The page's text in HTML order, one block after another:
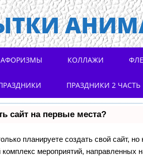
АФОРИЗМЫ КОЛЛАЖИ
ПРАЗДНИКИ 2 ЧАСТЬ
сайт на первые места?
планируете создать свой сайт,
мероприятий, направленных